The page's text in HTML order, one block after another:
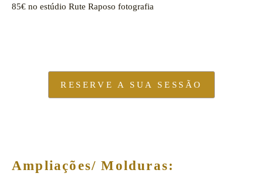
85€ no estúdio Rute Raposo fotografia
RESERVE A SUA SESSÃO
Ampliações/ Molduras: